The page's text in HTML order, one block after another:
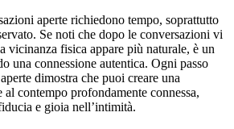
aperte richiedono tempo, soprattutto
Se noti che dopo le conversazioni vi
vicinanza fisica appare più naturale, è un
una connessione autentica. Ogni passo
dimostra che puoi creare una
al contempo profondamente connessa,
e gioia nell’intimità.